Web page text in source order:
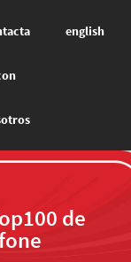
english
de